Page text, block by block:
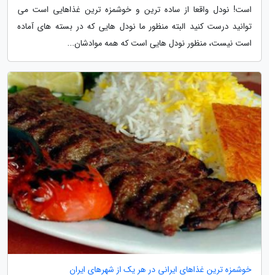
است! نودل واقعا از ساده ترین و خوشمزه ترین غذاهایی است می
توانید درست کنید البته منظور ما نودل هایی که در بسته های آماده
است نیست، منظور نودل هایی است که همه موادشان...
خوشمزه ترین غذاهای ایرانی در هر یک از شهرهای ایران